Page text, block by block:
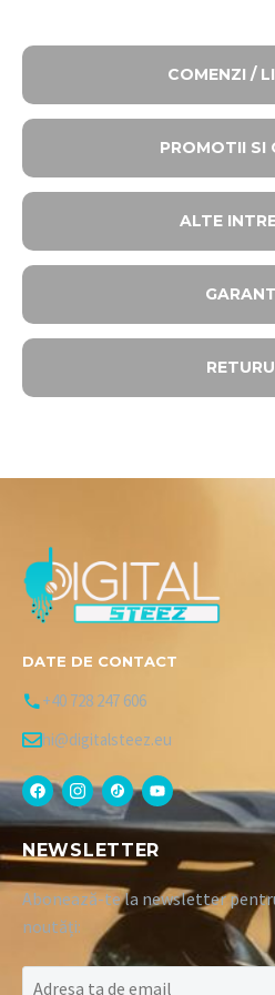
COMENZI /
PROMOTII SI
ALTE
DATE DE CONTACT
+40 728 247 606
hi@digitalsteez.eu
NEWSLETTER
Abonează-te la newsletter
noutăți: